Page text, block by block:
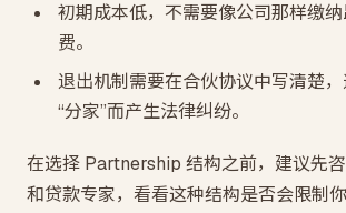
初期成本低，不需要像公司那样缴
费。
退出机制需要在合伙协议中写清楚
“分家”而产生法律纠纷。
在选择 Partnership 结构之前，建议先
和贷款专家，看看这种结构是否会限制